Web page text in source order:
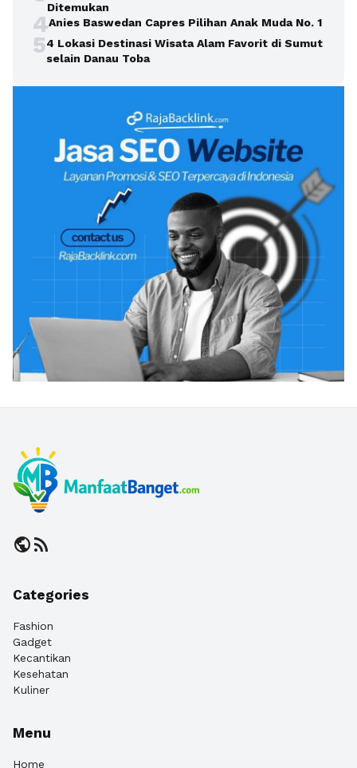
Ditemukan
4Anies Baswedan Capres Pilihan Anak Muda No. 1
54 Lokasi Destinasi Wisata Alam Favorit di Sumut
selain Danau Toba
publicrss_feed
Categories
Fashion
Gadget
Kecantikan
Kesehatan
Kuliner
Menu
Home